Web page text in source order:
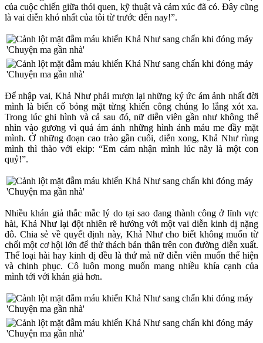
của cuộc chiến giữa thói quen, kỹ thuật và cảm xúc đã có. Đây cũng
là vai diễn khó nhất của tôi từ trước đến nay!”.
Để nhập vai, Khả Như phải mượn lại những ký ức ám ảnh nhất đời
mình là biến cố bỏng mặt từng khiến công chúng lo lắng xót xa.
Trong lúc ghi hình và cả sau đó, nữ diễn viên gần như không thể
nhìn vào gương vì quá ám ảnh những hình ảnh máu me đầy mặt
mình. Ở những đoạn cao trào gần cuối, diễn xong, Khả Như rùng
mình thì thào với ekip: “Em cảm nhận mình lúc nãy là một con
quỷ!”.
Nhiều khán giả thắc mắc lý do tại sao đang thành công ở lĩnh vực
hài, Khả Như lại đột nhiên rẽ hướng với một vai diễn kinh dị nặng
đô. Chia sẻ về quyết định này, Khả Như cho biết không muốn từ
chối một cơ hội lớn để thử thách bản thân trên con đường diễn xuất.
Thể loại hài hay kinh dị đều là thứ mà nữ diễn viên muốn thể hiện
và chinh phục. Cô luôn mong muốn mang nhiều khía cạnh của
mình tới với khán giả hơn.